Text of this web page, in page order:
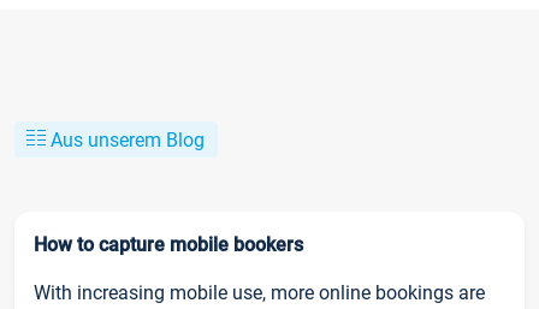
Aus unserem Blog
How to capture mobile bookers
With increasing mobile use, more online bookings are